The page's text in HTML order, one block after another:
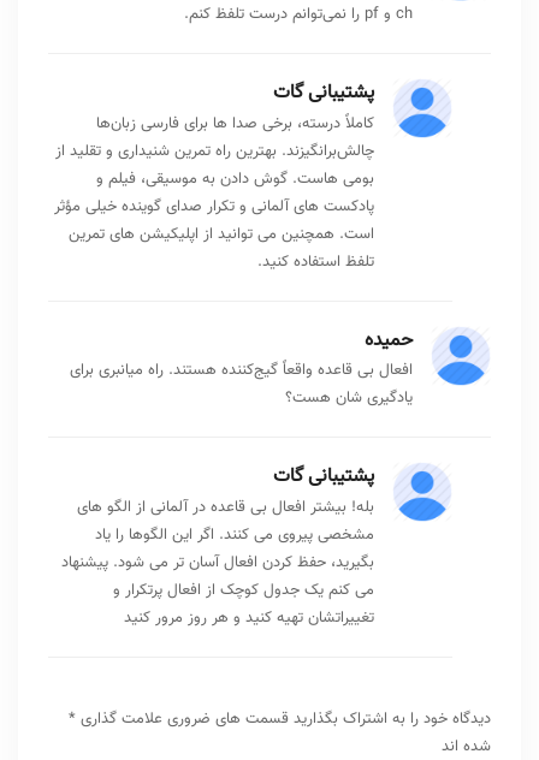
ch و pf را نمی‌توانم درست تلفظ کنم.
پشتیبانی گات
کاملاً درسته، برخی صدا ها برای فارسی زبان‌ها
چالش‌برانگیزند. بهترین راه تمرین شنیداری و تقلید از
بومی هاست. گوش دادن به موسیقی، فیلم و
پادکست های آلمانی و تکرار صدای گوینده خیلی مؤثر
است. همچنین می توانید از اپلیکیشن های تمرین
تلفظ استفاده کنید.
حمیده
افعال بی قاعده واقعاً گیج‌کننده هستند. راه میانبری برای
یادگیری شان هست؟
پشتیبانی گات
بله! بیشتر افعال بی قاعده در آلمانی از الگو های
مشخصی پیروی می کنند. اگر این الگوها را یاد
بگیرید، حفظ کردن افعال آسان تر می شود. پیشنهاد
می کنم یک جدول کوچک از افعال پرتکرار و
تغییراتشان تهیه کنید و هر روز مرور کنید
دیدگاه خود را به اشتراک بگذارید قسمت های ضروری علامت گذاری *
شده اند